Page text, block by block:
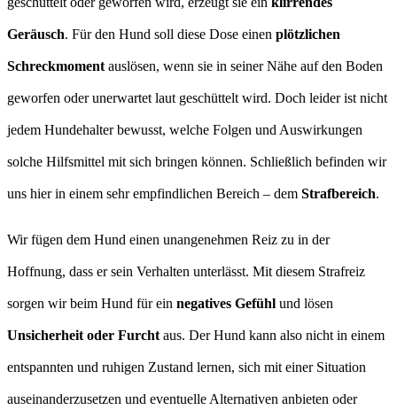
Geräusch. Für den Hund soll diese Dose einen plötzlichen
Schreckmoment auslösen, wenn sie in seiner Nähe auf den Boden
geworfen oder unerwartet laut geschüttelt wird. Doch leider ist nicht
jedem Hundehalter bewusst, welche Folgen und Auswirkungen
solche Hilfsmittel mit sich bringen können. Schließlich befinden wir
uns hier in einem sehr empfindlichen Bereich – dem Strafbereich.
Wir fügen dem Hund einen unangenehmen Reiz zu in der
Hoffnung, dass er sein Verhalten unterlässt. Mit diesem Strafreiz
sorgen wir beim Hund für ein negatives Gefühl und lösen
Unsicherheit oder Furcht aus. Der Hund kann also nicht in einem
entspannten und ruhigen Zustand lernen, sich mit einer Situation
auseinanderzusetzen und eventuelle Alternativen anbieten oder